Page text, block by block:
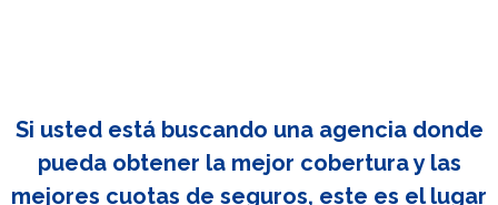
Si usted está buscando una agencia donde
pueda obtener la mejor cobertura y las
mejores cuotas de seguros, este es el lugar